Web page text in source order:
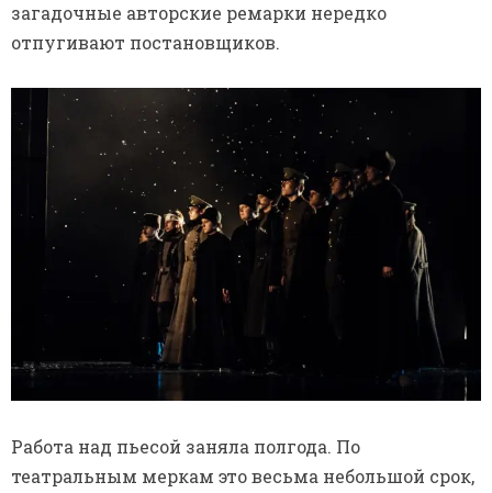
загадочные авторские ремарки нередко
отпугивают постановщиков.
Работа над пьесой заняла полгода. По
театральным меркам это весьма небольшой срок,